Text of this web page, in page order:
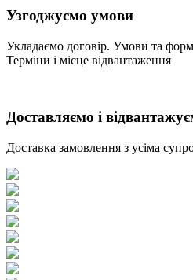
Узгоджуємо умови
Укладаємо договір. Умови та
Терміни і місце відвантаження
Доставляємо і
Доставка замовлення з усіма